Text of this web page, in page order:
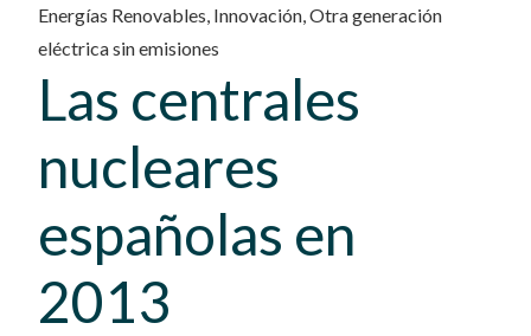
Energías Renovables, Innovación,Otra generación
eléctrica sin emisiones
Las centrales
nucleares
españolas en
2013